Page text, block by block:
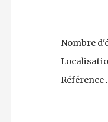
Nombre
Référence